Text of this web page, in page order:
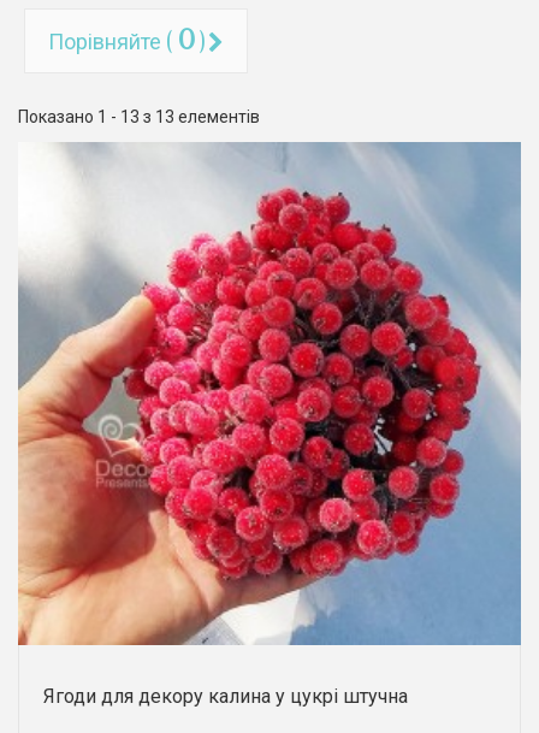
Порівняйте ( 0)
Показано 1 - 13 з 13 елементів
Ягоди для декору калина у цукрі штучна